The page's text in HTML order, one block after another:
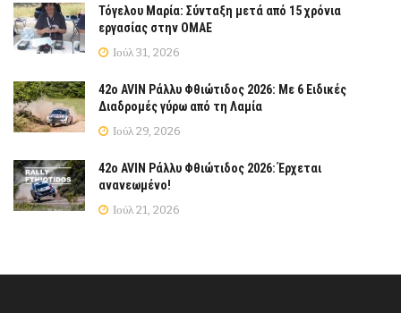
Τόγελου Μαρία: Σύνταξη μετά από 15 χρόνια
εργασίας στην ΟΜΑΕ
Ιούλ 31, 2026
42ο AVIN Ράλλυ Φθιώτιδος 2026: Με 6 Ειδικές
Διαδρομές γύρω από τη Λαμία
Ιούλ 29, 2026
42ο AVIN Ράλλυ Φθιώτιδος 2026: Έρχεται
ανανεωμένο!
Ιούλ 21, 2026